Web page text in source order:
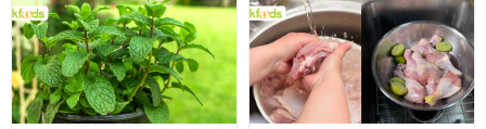
منرلز اور اینٹی آکسیڈنٹس
سے بھرپور اس سبزی کے
فائدے
بنانے کے چند قدرتی طریقے